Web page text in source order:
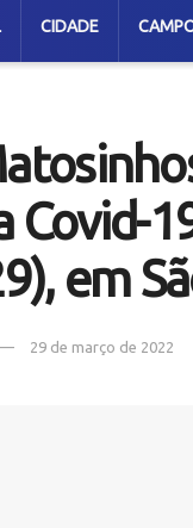
CIDADE
Covid-
em
29 de março de 2022